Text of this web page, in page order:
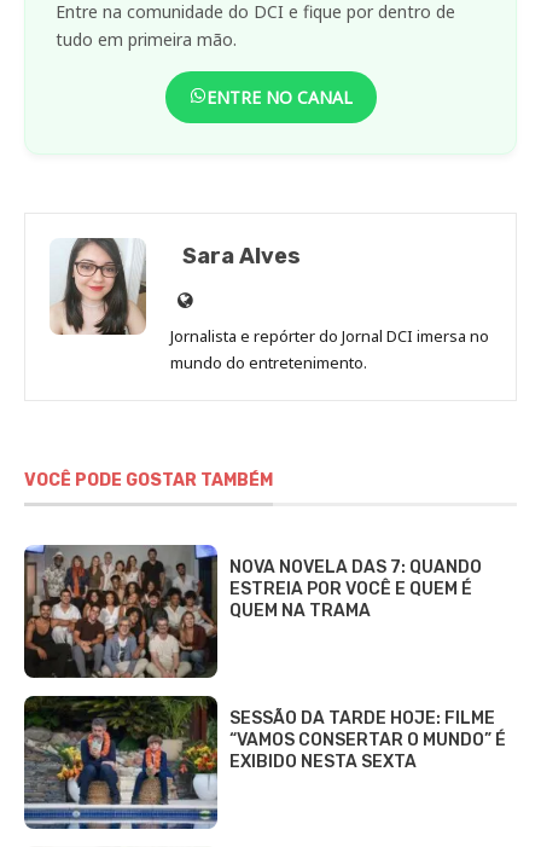
Entre na comunidade do DCI e fique por dentro de
tudo em primeira mão.
ENTRE NO CANAL
Sara Alves
Site
de
Sara
Jornalista e repórter do Jornal DCI imersa no
mundo do entretenimento.
VOCÊ PODE GOSTAR TAMBÉM
NOVA NOVELA DAS 7: QUANDO
ESTREIA POR VOCÊ E QUEM É
QUEM NA TRAMA
SESSÃO DA TARDE HOJE: FILME
“VAMOS CONSERTAR O MUNDO” É
EXIBIDO NESTA SEXTA